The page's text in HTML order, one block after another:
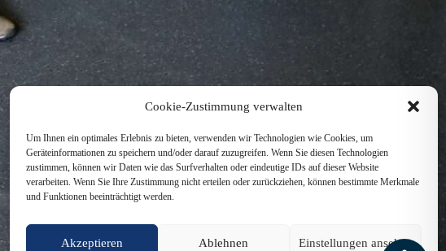
Cookie-Zustimmung verwalten
Um Ihnen ein optimales Erlebnis zu bieten, verwenden wir Technologien wie Cookies, um
Geräteinformationen zu speichern und/oder darauf zuzugreifen. Wenn Sie diesen Technologien
zustimmen, können wir Daten wie das Surfverhalten oder eindeutige IDs auf dieser Website
verarbeiten. Wenn Sie Ihre Zustimmung nicht erteilen oder zurückziehen, können bestimmte Merkmale
und Funktionen beeinträchtigt werden.
Akzeptieren Ablehnen Einstellungen ansehen